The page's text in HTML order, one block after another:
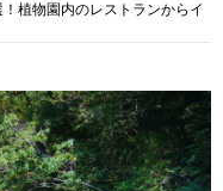
植物園内のレストランからイ